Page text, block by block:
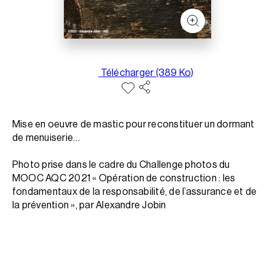
Télécharger (389 Ko)
Mise en oeuvre de mastic pour reconstituer un dormant
de menuiserie…
Photo prise dans le cadre du Challenge photos du
MOOC AQC 2021 « Opération de construction : les
fondamentaux de la responsabilité, de l’assurance et de
la prévention », par Alexandre Jobin